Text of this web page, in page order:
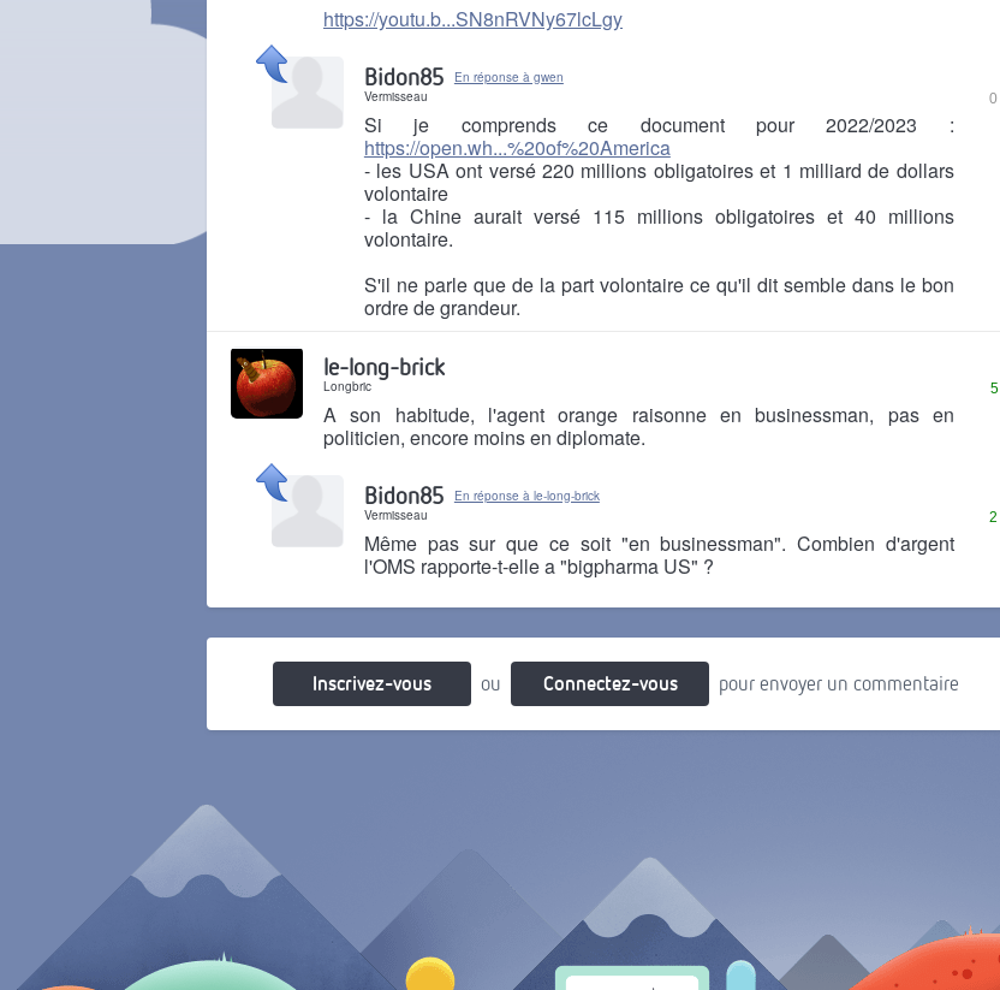
https://youtu.b...SN8nRVNy67lcLgy
Il y a 7 mois
0
Bidon85
En réponse à gwen
Vermisseau
Si je comprends ce document pour 2022/2023 :
https://open.wh...%20of%20America
- les USA ont versé 220 millions obligatoires et 1 milliard de dollars
volontaire
- la Chine aurait versé 115 millions obligatoires et 40 millions
volontaire.
S'il ne parle que de la part volontaire ce qu'il dit semble dans le bon
ordre de grandeur.
5
le-long-brick
Longbric
A son habitude, l'agent orange raisonne en businessman, pas en
politicien, encore moins en diplomate.
Il y a 7 mois
2
Bidon85
En réponse à le-long-brick
Vermisseau
Même pas sur que ce soit "en businessman". Combien d'argent
l'OMS rapporte-t-elle a "bigpharma US" ?
Inscrivez-vous ou Connectez-vous pour envoyer un commentaire